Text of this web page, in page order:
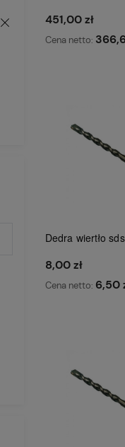
451,00 zł
Cena netto:
Dedra wiertło
8,00 zł
Cena netto: 6,50